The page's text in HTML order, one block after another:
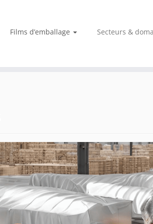
Films d’emballage
Secteurs &